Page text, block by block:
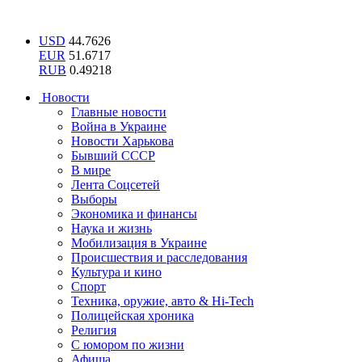
USD 44.7626
EUR 51.6717
RUB 0.49218
Новости
Главные новости
Война в Украине
Новости Харькова
Бывший СССР
В мире
Лента Соцсетей
Выборы
Экономика и финансы
Наука и жизнь
Мобилизация в Украине
Происшествия и расследования
Культура и кино
Спорт
Техника, оружие, авто & Hi-Tech
Полицейская хроника
Религия
С юмором по жизни
Афиша